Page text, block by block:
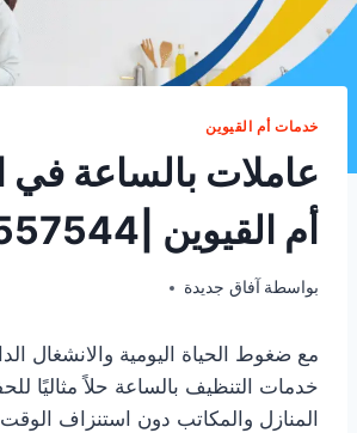
خدمات أم القيوين
عاملات بالساعة في
أم القيوين |0547557544
بواسطة آفاق جديدة فبراير 23, 2026
مع ضغوط الحياة اليومية والانشغال
خدمات التنظيف بالساعة حلاً مثاليًا
المنازل والمكاتب دون استنزاف